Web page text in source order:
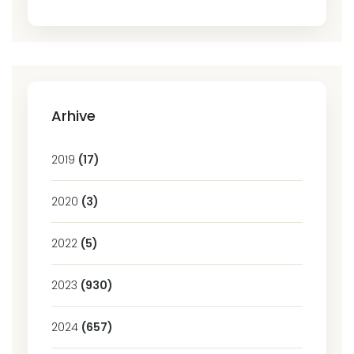
Arhive
2019 (17)
2020 (3)
2022 (5)
2023 (930)
2024 (657)